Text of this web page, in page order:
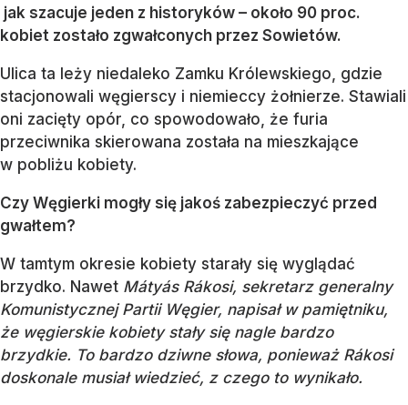
jak szacuje jeden z historyków – około 90 proc.
kobiet zostało zgwałconych przez Sowietów.
Ulica ta leży niedaleko Zamku Królewskiego, gdzie
stacjonowali węgierscy i niemieccy żołnierze. Stawiali
oni zacięty opór, co spowodowało, że furia
przeciwnika skierowana została na mieszkające
w pobliżu kobiety.
Czy Węgierki mogły się jakoś zabezpieczyć przed
gwałtem?
W tamtym okresie kobiety starały się wyglądać
brzydko. Nawet Mátyás Rákosi, sekretarz generalny
Komunistycznej Partii Węgier, napisał w pamiętniku,
że węgierskie kobiety stały się nagle bardzo
brzydkie. To bardzo dziwne słowa, ponieważ Rákosi
doskonale musiał wiedzieć, z czego to wynikało.